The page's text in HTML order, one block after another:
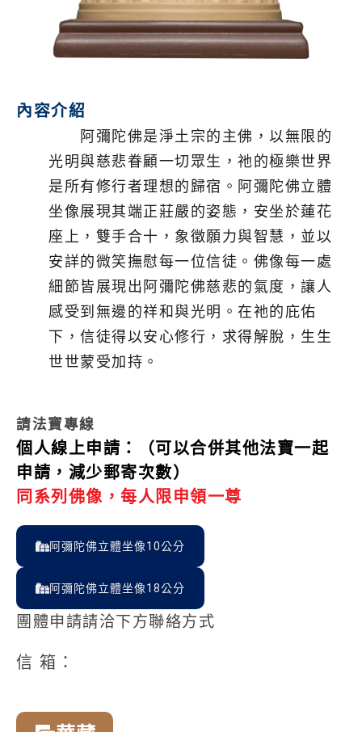
內容介紹
阿彌陀佛是淨土宗的主佛，以無限的
光明與慈悲眷顧一切眾生，祂的極樂世界
是所有修行者理想的歸宿。阿彌陀佛立體
坐像展現其端正莊嚴的姿態，安坐於蓮花
座上，雙手合十，象徵願力與智慧，並以
安詳的微笑撫慰每一位信徒。佛像每一處
細節皆展現出阿彌陀佛慈悲的氣度，讓人
感受到無邊的祥和與光明。在祂的庇佑
下，信徒得以安心修行，求得解脫，生生
世世蒙受加持。
請法寶專線
個人線上申請：（可以合併其他法寶一起
申請，減少郵寄次數）
同系列佛像，每人限申領一尊
阿彌陀佛立體坐像10公分
阿彌陀佛立體坐像18公分
團體申請請洽下方聯絡方式
信 箱：